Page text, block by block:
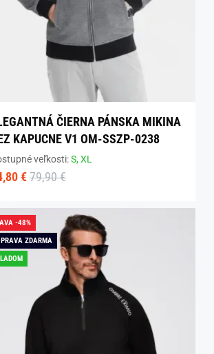
ČIERNA PÁNSKA MIKINA
KAPUCNE V1 OM-SSZP-0238
veľkosti:S,XL
€79,90 €
-48%
ZDARMA